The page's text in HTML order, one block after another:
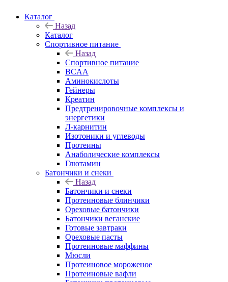
Каталог
Назад
Каталог
Спортивное питание
Назад
Спортивное питание
BCAA
Аминокислоты
Гейнеры
Креатин
Предтренировочные комплексы и
энергетики
Л-карнитин
Изотоники и углеводы
Протеины
Анаболические комплексы
Глютамин
Батончики и снеки
Назад
Батончики и снеки
Протеиновые блинчики
Ореховые батончики
Батончики веганские
Готовые завтраки
Ореховые пасты
Протеиновые маффины
Мюсли
Протеиновое мороженое
Протеиновые вафли